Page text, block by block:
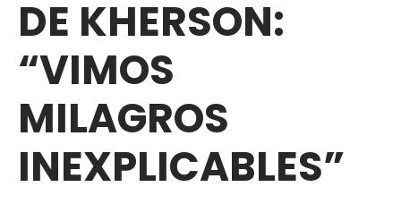
DE KHERSON:
“VIMOS
MILAGROS
INEXPLICABLES”